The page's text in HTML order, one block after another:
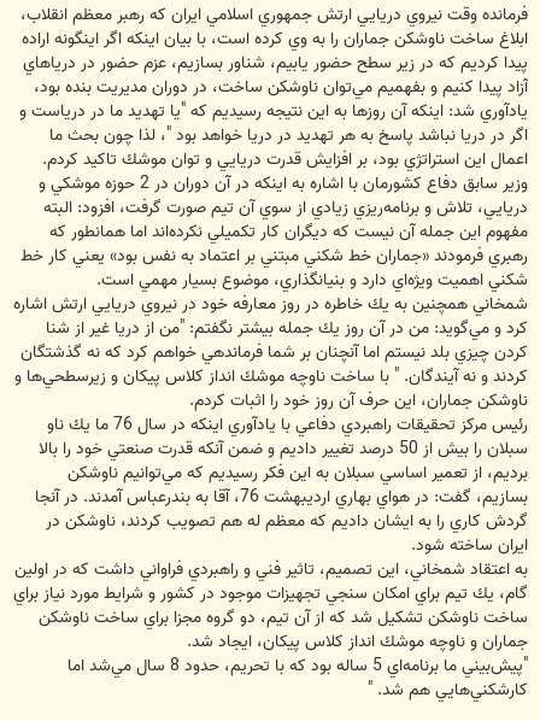
فرمانده وقت نيروي دريايي ارتش جمهوري اسلامي ايران كه رهبر معظم انقلاب،
ابلاغ ساخت ناوشكن جماران را به وي كرده است، با بيان اينكه اگر اينگونه اراده
پيدا كرديم كه در زير سطح حضور يابيم، شناور بسازيم، عزم حضور در درياهاي
آزاد پيدا كنيم و بفهميم مي‌توان ناوشكن ساخت، در دوران مديريت بنده بود،
يادآوري شد: اينكه آن روزها به اين نتيجه رسيديم كه "يا تهديد ما در درياست و
اگر در دريا نباشد پاسخ به هر تهديد در دريا خواهد بود "، لذا چون بحث ما
اعمال اين استراتژي بود، بر افزايش قدرت دريايي و توان موشك تاكيد كردم.
وزير سابق دفاع كشورمان با اشاره به اينكه در آن دوران در 2 حوزه موشكي و
دريايي، تلاش و برنامه‌ريزي زيادي از سوي آن تيم صورت گرفت، افزود: البته
مفهوم اين جمله آن نيست كه ديگران كار تكميلي نكرده‌اند اما همانطور كه
رهبري فرمودند «جماران خط ‌‌شكني مبتني بر اعتماد به نفس بود» يعني كار خط
شكني اهميت ويژه‌اي دارد و بنيانگذاري، موضوع بسيار مهمي است.
شمخاني همچنين به يك خاطره در روز معارفه‌ خود در نيروي دريايي ارتش اشاره
كرد و مي‌گويد: من در آن روز يك جمله بيشتر نگفتم: "من از دريا غير از شنا
كردن چيزي بلد نيستم اما آنچنان بر شما فرماندهي خواهم كرد كه نه گذشتگان
كردند و نه آيندگان. " با ساخت ناوچه موشك انداز كلاس پيكان و زيرسطحي‌ها و
ناوشكن جماران، اين حرف آن روز خود را اثبات كردم.
رئيس مركز تحقيقات راهبردي دفاعي با يادآوري اينكه در سال 76 ما يك ناو
سبلان را بيش از 50 درصد تغيير داديم و ضمن آنكه قدرت صنعتي خود را بالا
برديم، از تعمير اساسي سبلان به اين فكر رسيديم كه مي‌توانيم ناوشكن
بسازيم، گفت: در هواي بهاري ارديبهشت 76، آقا به بندرعباس آمدند. در آنجا
گردش كاري را به ايشان داديم كه معظم له هم تصويب كردند، ناوشكن در
ايران ساخته شود.
به اعتقاد شمخاني، اين تصميم، تاثير فني و راهبردي فراواني داشت كه در اولين
گام، يك تيم براي امكان سنجي تجهيزات موجود در كشور و شرايط مورد نياز براي
ساخت ناوشكن تشكيل شد كه از آن تيم، دو گروه مجزا براي ساخت ناوشكن
جماران و ناوچه موشك انداز كلاس پيكان، ايجاد شد.
"پيش‌بيني‌ ما برنامه‌اي 5 ساله‌ بود كه با تحريم، حدود 8 سال مي‌شد اما
كارشكني‌هايي هم شد. "